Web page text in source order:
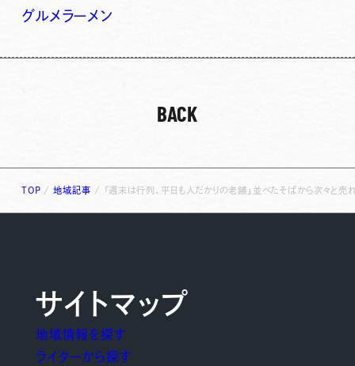
グルメ ラーメン
BACK
TOP /地域記事 / 「週末は行列、平日も人だかりの老舗」並べたそばから次々と
サイトマップ
地域情報を探す
ライターから探す